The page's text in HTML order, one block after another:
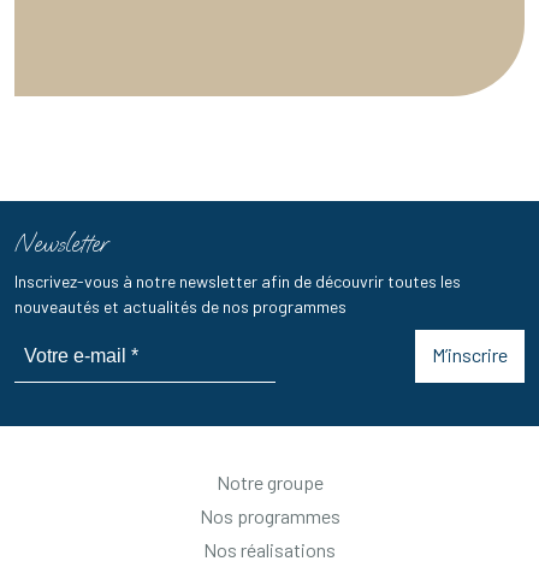
Newsletter
Inscrivez-vous à notre newsletter afin de découvrir toutes les
nouveautés et actualités de nos programmes
M’inscrire
Notre groupe
Nos programmes
Nos réalisations